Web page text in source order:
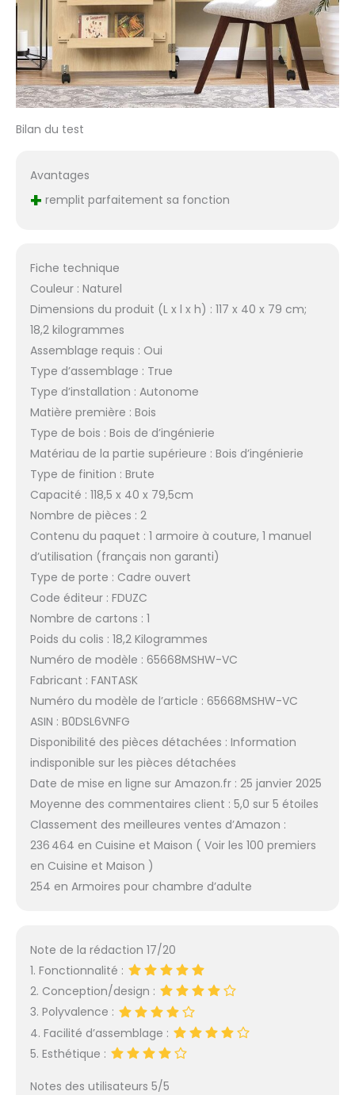
Bilan du test
Avantages
+ remplit parfaitement sa fonction
Fiche technique
Couleur : Naturel
Dimensions du produit (L x l x h) : 117 x 40 x 79 cm;
18,2 kilogrammes
Assemblage requis : Oui
Type d’assemblage : True
Type d’installation : Autonome
Matière première : Bois
Type de bois : Bois de d’ingénierie
Matériau de la partie supérieure : Bois d’ingénierie
Type de finition : Brute
Capacité : 118,5 x 40 x 79,5cm
Nombre de pièces : 2
Contenu du paquet : 1 armoire à couture, 1 manuel
d’utilisation (français non garanti)
Type de porte : Cadre ouvert
Code éditeur : FDUZC
Nombre de cartons : 1
Poids du colis : 18,2 Kilogrammes
Numéro de modèle : 65668MSHW-VC
Fabricant : FANTASK
Numéro du modèle de l’article : 65668MSHW-VC
ASIN : B0DSL6VNFG
Disponibilité des pièces détachées : Information
indisponible sur les pièces détachées
Date de mise en ligne sur Amazon.fr : 25 janvier 2025
Moyenne des commentaires client : 5,0 sur 5 étoiles
Classement des meilleures ventes d’Amazon :
236 464 en Cuisine et Maison ( Voir les 100 premiers
en Cuisine et Maison )
254 en Armoires pour chambre d’adulte
Note de la rédaction 17/20
1. Fonctionnalité :
2. Conception/design :
3. Polyvalence :
4. Facilité d’assemblage :
5. Esthétique :
Notes des utilisateurs 5/5